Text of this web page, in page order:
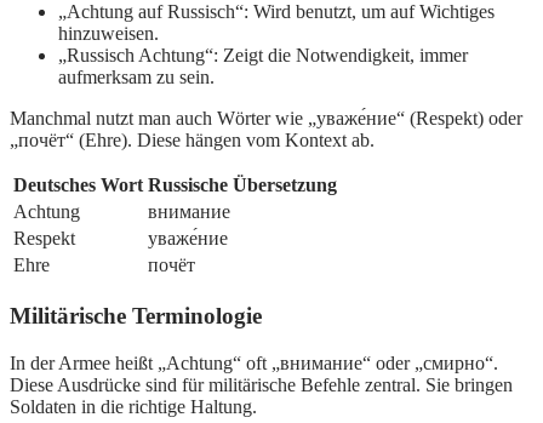
„Achtung auf Russisch“: Wird benutzt, um auf Wichtiges
hinzuweisen.
„Russisch Achtung“: Zeigt die Notwendigkeit, immer
aufmerksam zu sein.
Manchmal nutzt man auch Wörter wie „уваже́ние“ (Respekt) oder
„почёт“ (Ehre). Diese hängen vom Kontext ab.
Deutsches Wort Russische Übersetzung
Achtung
внимание
Respekt
уваже́ние
Ehre
почёт
Militärische Terminologie
In der Armee heißt „Achtung“ oft „внимание“ oder „смирно“.
Diese Ausdrücke sind für militärische Befehle zentral. Sie bringen
Soldaten in die richtige Haltung.